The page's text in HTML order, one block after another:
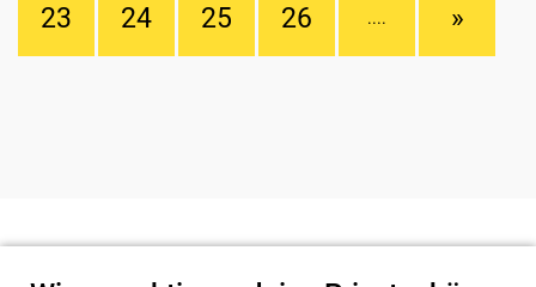
23 24 25 26 .... »